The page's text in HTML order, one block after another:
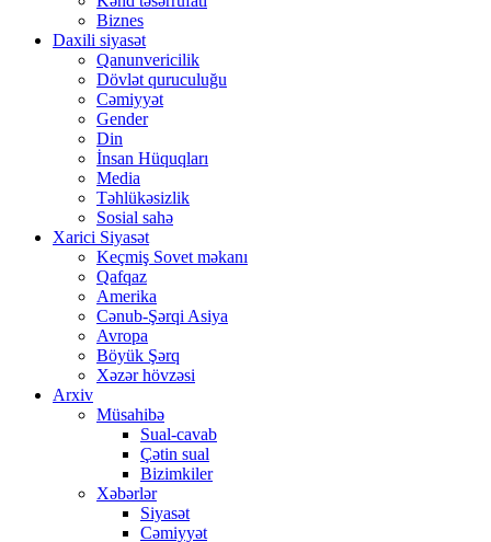
Biznes
Daxili siyasət
Qanunvericilik
Dövlət quruculuğu
Cəmiyyət
Gender
Din
İnsan Hüquqları
Media
Təhlükəsizlik
Sosial sahə
Xarici Siyasət
Keçmiş Sovet məkanı
Qafqaz
Amerika
Cənub-Şərqi Asiya
Avropa
Böyük Şərq
Xəzər hövzəsi
Arxiv
Müsahibə
Sual-cavab
Çətin sual
Bizimkiler
Xəbərlər
Siyasət
Cəmiyyət